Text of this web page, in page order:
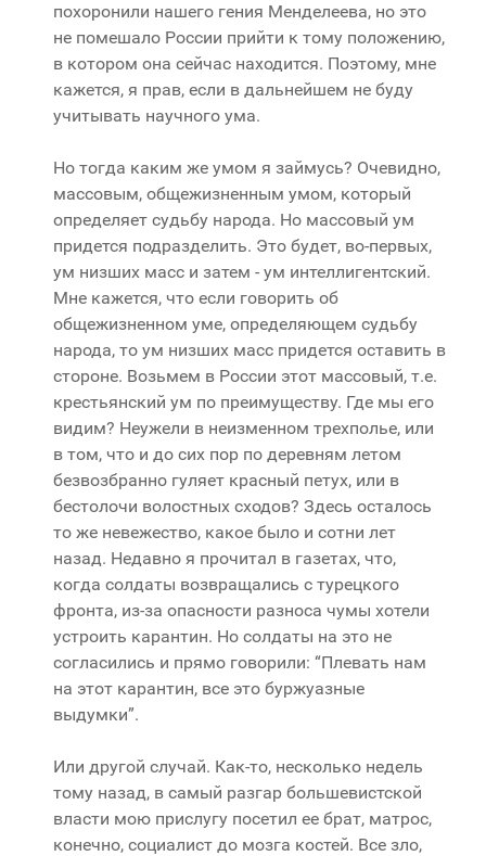
похоронили нашего гения Менделеева, но это
не помешало России прийти к тому положению,
в котором она сейчас находится. Поэтому, мне
кажется, я прав, если в дальнейшем не буду
учитывать научного ума.
Но тогда каким же умом я займусь? Очевидно,
массовым, общежизненным умом, который
определяет судьбу народа. Но массовый ум
придется подразделить. Это будет, во-первых,
ум низших масс и затем - ум интеллигентский.
Мне кажется, что если говорить об
общежизненном уме, определяющем судьбу
народа, то ум низших масс придется оставить в
стороне. Возьмем в России этот массовый, т.е.
крестьянский ум по преимуществу. Где мы его
видим? Неужели в неизменном трехполье, или
в том, что и до сих пор по деревням летом
безвозбранно гуляет красный петух, или в
бестолочи волостных сходов? Здесь осталось
то же невежество, какое было и сотни лет
назад. Недавно я прочитал в газетах, что,
когда солдаты возвращались с турецкого
фронта, из-за опасности разноса чумы хотели
устроить карантин. Но солдаты на это не
согласились и прямо говорили: “Плевать нам
на этот карантин, все это буржуазные
выдумки”.
Или другой случай. Как-то, несколько недель
тому назад, в самый разгар большевистской
власти мою прислугу посетил ее брат, матрос,
конечно, социалист до мозга костей. Все зло,